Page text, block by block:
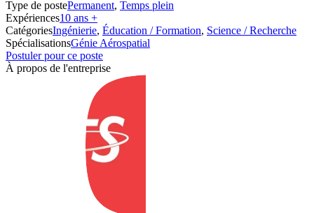
Type de postePermanent, Temps plein
Expériences10 ans +
CatégoriesIngénierie, Éducation / Formation, Science / Recherche
SpécialisationsGénie Aérospatial
Postuler pour ce poste
À propos de l'entreprise